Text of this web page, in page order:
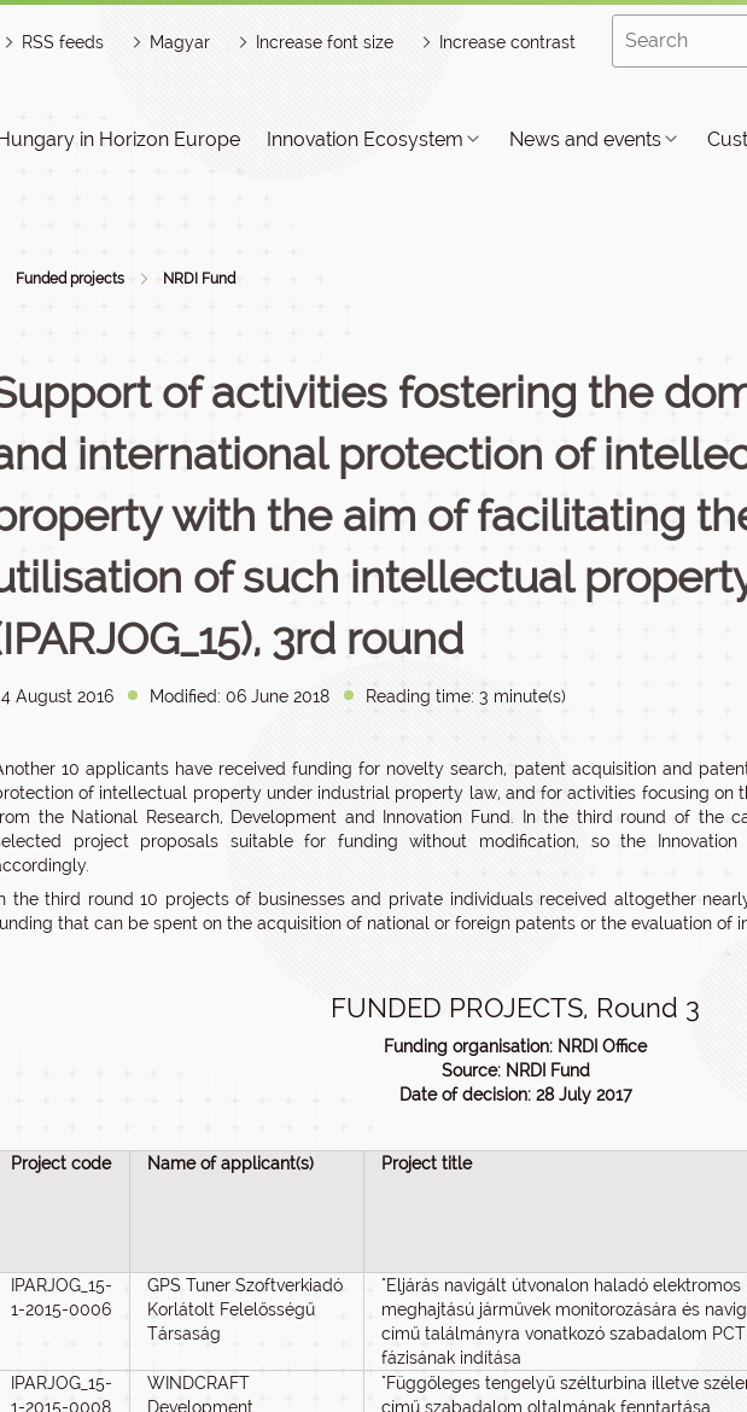
RSS feeds Magyar Increase font size Increase contrast
in Horizon Europe Innovation Ecosystem News and events
Funded projects NRDI Fund
of activities fostering the
international protection of
with the aim of facilitating
of such intellectual
3rd round
August 2016 Modified: 06 June 2018 Reading time: 3 minute(s)
10 applicants have received funding for novelty search, patent acquisition and
of intellectual property under industrial property law, and for activities focusing on
the National Research, Development and Innovation Fund. In the third round of the
project proposals suitable for funding without modification, so the Innovation
the third round 10 projects of businesses and private individuals received altogether
that can be spent on the acquisition of national or foreign patents or the evaluation of
FUNDED PROJECTS, Round 3
Funding organisation: NRDI Office
Source: NRDI Fund
Date of decision: 28 July 2017
Project code Name of applicant(s) Project title
IPARJOG_15-
1-2015-0006
GPS Tuner Szoftverkiadó
Korlátolt Felelősségű
Társaság
"Eljárás navigált útvonalon haladó elektromos
meghajtású járművek monitorozására és
című találmányra vonatkozó szabadalom
fázisának indítása
IPARJOG_15-
1-2015-0008
WINDCRAFT
Development
"Függőleges tengelyű szélturbina illetve
című szabadalom oltalmának fenntartása